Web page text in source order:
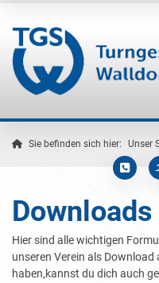
Sie befinden sich hier: Unser
Downloads
Hier sind alle wichtigen
unseren Verein als
haben,kannst du dich auch